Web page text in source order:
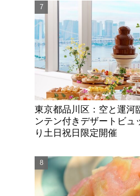
東京都品川区：空と運河
ンテン付きデザートビュ
り土日祝日限定開催